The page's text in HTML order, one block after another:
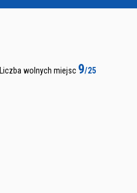
Liczba wolnych miejsc 9/25